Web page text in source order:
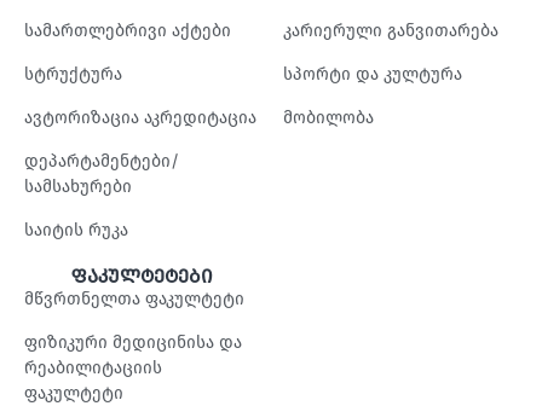
სამართლებრივი აქტები
სტრუქტურა
ავტორიზაცია აკრედიტაცია
დეპარტამენტები/
სამსახურები
საიტის რუკა
კარიერული განვითარება
სპორტი და კულტურა
მობილობა
ფაკულტეტები
მწვრთნელთა ფაკულტეტი
ფიზიკური მედიცინისა და
რეაბილიტაციის
ფაკულტეტი